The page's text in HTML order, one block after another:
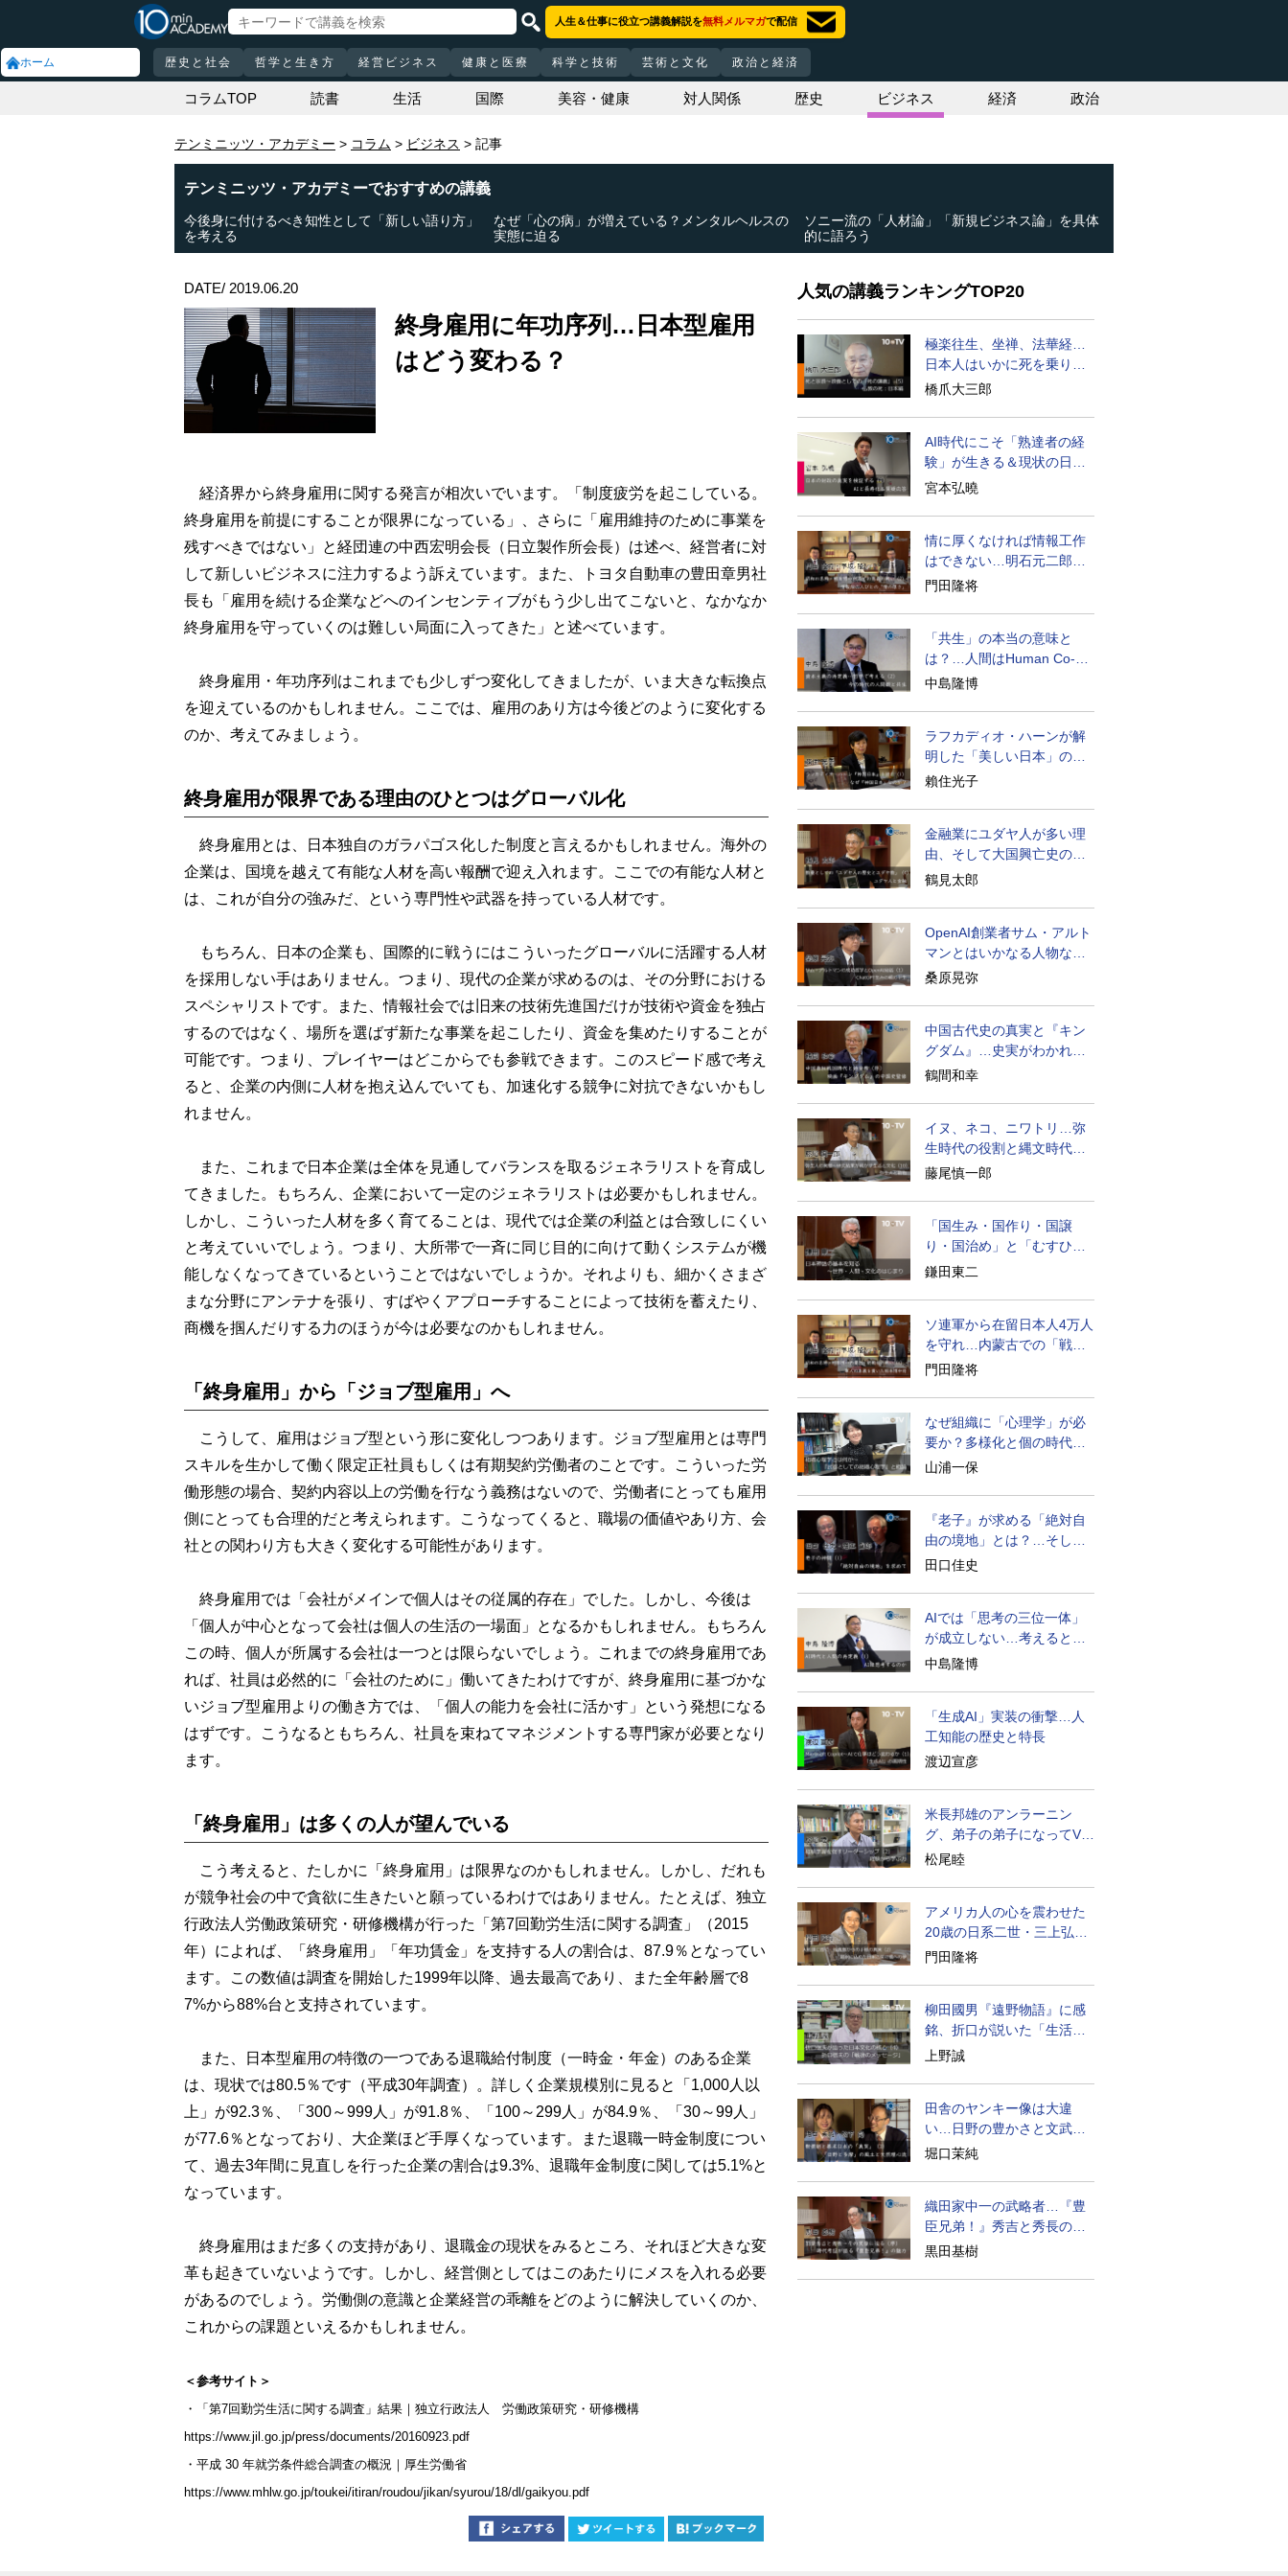
ホーム
人生＆仕事に役立つ講義解説を無料メルマガで配信
歴史と社会 哲学と生き方 経営ビジネス 健康と医療 科学と技術 芸術と文化 政治と経済
コラムTOP 読書 生活 国際 美容・健康 対人関係 歴史 ビジネス 経済 政治
テンミニッツ・アカデミー コラム ビジネス 記事
テンミニッツ・アカデミーでおすすめの講義
今後身に付けるべき知性として「新しい語り方」
を考える
なぜ「心の病」が増えている？メンタルヘルスの
実態に迫る
ソニー流の「人材論」「新規ビジネス論」を具体
的に語ろう
DATE/ 2019.06.20
終身雇用に年功序列…日本型雇用
はどう変わる？
経済界から終身雇用に関する発言が相次いでいます。「制度疲労を起こしている。
終身雇用を前提にすることが限界になっている」、さらに「雇用維持のために事業を
残すべきではない」と経団連の中西宏明会長（日立製作所会長）は述べ、経営者に対
して新しいビジネスに注力するよう訴えています。また、トヨタ自動車の豊田章男社
長も「雇用を続ける企業などへのインセンティブがもう少し出てこないと、なかなか
終身雇用を守っていくのは難しい局面に入ってきた」と述べています。
終身雇用・年功序列はこれまでも少しずつ変化してきましたが、いま大きな転換点
を迎えているのかもしれません。ここでは、雇用のあり方は今後どのように変化する
のか、考えてみましょう。
終身雇用が限界である理由のひとつはグローバル化
終身雇用とは、日本独自のガラパゴス化した制度と言えるかもしれません。海外の
企業は、国境を越えて有能な人材を高い報酬で迎え入れます。ここでの有能な人材と
は、これが自分の強みだ、という専門性や武器を持っている人材です。
もちろん、日本の企業も、国際的に戦うにはこういったグローバルに活躍する人材
を採用しない手はありません。つまり、現代の企業が求めるのは、その分野における
スペシャリストです。また、情報社会では旧来の技術先進国だけが技術や資金を独占
するのではなく、場所を選ばず新たな事業を起こしたり、資金を集めたりすることが
可能です。つまり、プレイヤーはどこからでも参戦できます。このスピード感で考え
ると、企業の内側に人材を抱え込んでいても、加速化する競争に対抗できないかもし
れません。
また、これまで日本企業は全体を見通してバランスを取るジェネラリストを育成し
てきました。もちろん、企業において一定のジェネラリストは必要かもしれません。
しかし、こういった人材を多く育てることは、現代では企業の利益とは合致しにくい
と考えていいでしょう。つまり、大所帯で一斉に同じ目的に向けて動くシステムが機
能しなくなってきているということではないでしょうか。それよりも、細かくさまざ
まな分野にアンテナを張り、すばやくアプローチすることによって技術を蓄えたり、
商機を掴んだりする力のほうが今は必要なのかもしれません。
「終身雇用」から「ジョブ型雇用」へ
こうして、雇用はジョブ型という形に変化しつつあります。ジョブ型雇用とは専門
スキルを生かして働く限定正社員もしくは有期契約労働者のことです。こういった労
働形態の場合、契約内容以上の労働を行なう義務はないので、労働者にとっても雇用
側にとっても合理的だと考えられます。こうなってくると、職場の価値やあり方、会
社との関わり方も大きく変化する可能性があります。
終身雇用では「会社がメインで個人はその従属的存在」でした。しかし、今後は
「個人が中心となって会社は個人の生活の一場面」となるかもしれません。もちろん
この時、個人が所属する会社は一つとは限らないでしょう。これまでの終身雇用であ
れば、社員は必然的に「会社のために」働いてきたわけですが、終身雇用に基づかな
いジョブ型雇用よりの働き方では、「個人の能力を会社に活かす」という発想になる
はずです。こうなるともちろん、社員を束ねてマネジメントする専門家が必要となり
ます。
「終身雇用」は多くの人が望んでいる
こう考えると、たしかに「終身雇用」は限界なのかもしれません。しかし、だれも
が競争社会の中で貪欲に生きたいと願っているわけではありません。たとえば、独立
行政法人労働政策研究・研修機構が行った「第7回勤労生活に関する調査」（2015
年）によれば、「終身雇用」「年功賃金」を支持する人の割合は、87.9％となってい
ます。この数値は調査を開始した1999年以降、過去最高であり、また全年齢層で8
7%から88%台と支持されています。
また、日本型雇用の特徴の一つである退職給付制度（一時金・年金）のある企業
は、現状では80.5％です（平成30年調査）。詳しく企業規模別に見ると「1,000人以
上」が92.3％、「300～999人」が91.8％、「100～299人」が84.9％、「30～99人」
が77.6％となっており、大企業ほど手厚くなっています。また退職一時金制度につい
て、過去3年間に見直しを行った企業の割合は9.3%、退職年金制度に関しては5.1%と
なっています。
終身雇用はまだ多くの支持があり、退職金の現状をみるところ、それほど大きな変
革も起きていないようです。しかし、経営側としてはこのあたりにメスを入れる必要
があるのでしょう。労働側の意識と企業経営の乖離をどのように解決していくのか、
これからの課題といえるかもしれません。
＜参考サイト＞
・「第7回勤労生活に関する調査」結果｜独立行政法人 労働政策研究・研修機構
https://www.jil.go.jp/press/documents/20160923.pdf
・平成 30 年就労条件総合調査の概況｜厚生労働省
https://www.mhlw.go.jp/toukei/itiran/roudou/jikan/syurou/18/dl/gaikyou.pdf
人気の講義ランキングTOP20
極楽往生、坐禅、法華経…
日本人はいかに死を乗り越
えるか
橋爪大三郎
AI時代にこそ「熟達者の経
験」が生きる＆現状の日本
経済の実情は
宮本弘曉
情に厚くなければ情報工作
はできない…明石元二郎の
対露工作の教訓
門田隆将
「共生」の本当の意味と
は？…人間はHuman Co-
becoming
中島隆博
ラフカディオ・ハーンが解
明した「美しい日本」の秘
密と未来
賴住光子
金融業にユダヤ人が多い理
由、そして大国興亡史の裏
面のユダヤ人
鶴見太郎
OpenAI創業者サム・アルト
マンとはいかなる人物なの
か
桑原晃弥
中国古代史の真実と『キン
グダム』…史実がわかれば
物語はもっと面白い
鶴間和幸
イヌ、ネコ、ニワトリ…弥
生時代の役割と縄文時代と
の違い
藤尾慎一郎
「国生み・国作り・国譲
り・国治め」と「むすひ」
の力
鎌田東二
ソ連軍から在留日本人4万人
を守れ…内蒙古での「戦
後」の激闘
門田隆将
なぜ組織に「心理学」が必
要か？多様化と個の時代の
処方箋
山浦一保
『老子』が求める「絶対自
由の境地」とは？…そして
創造長寿へ
田口佳史
AIでは「思考の三位一体」
が成立しない…考えると
は？
中島隆博
「生成AI」実装の衝撃…人
工知能の歴史と特長
渡辺宣彦
米長邦雄のアンラーニン
グ、弟子の弟子になってV字
成長
松尾睦
アメリカ人の心を震わせた
20歳の日系二世・三上弘文
の翻訳
門田隆将
柳田國男『遠野物語』に感
銘、折口が説いた「生活の
古典」
上野誠
田舎のヤンキー像は大違
い…日野の豊かさと文武両
道の気風
堀口茉純
織田家中一の武略者…『豊
臣兄弟！』秀吉と秀長の知
られざる実像
黒田基樹